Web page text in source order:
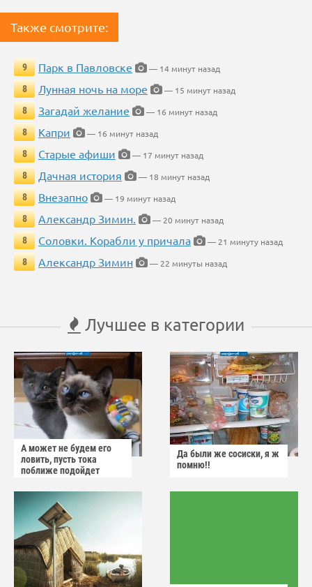
Также смотрите:
9 Парк в Павловске
— 14 минут назад
8
Лунная ночь на море
— 15 минут назад
8
Загадай желание
— 16 минут назад
8
Капри
— 16 минут назад
8
Старые афиши
— 17 минут назад
8
Дачная история
— 18 минут назад
8
Внезапно
— 19 минут назад
8
Александр Зимин.
— 20 минут назад
8
Соловки. Корабли у причала
— 21 минуту назад
8
Александр Зимин — 22 минуты назад
Лучшее в категории
А может не будем его
ловить, пусть тока
поближе подойдет
Да были же сосиски, я ж
помню!!